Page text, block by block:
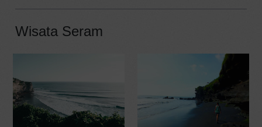
Wisata Seram